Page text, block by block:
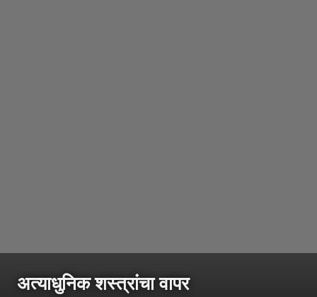
अत्याधुनिक शस्त्रांचा वापर